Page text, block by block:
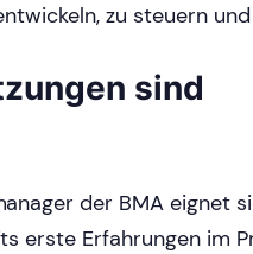
zu steuern
sind
der BMA eignet
erste Erfahrungen im